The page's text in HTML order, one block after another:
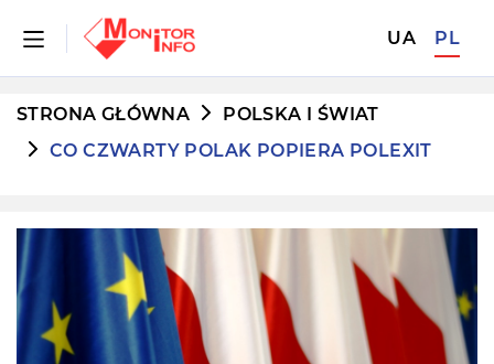
UA PL
STRONA GŁÓWNA
POLSKA I ŚWIAT
CO CZWARTY POLAK POPIERA POLEXIT